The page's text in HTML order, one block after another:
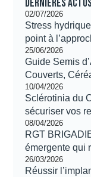
Dernières
02/07/2026
Stress
point à
25/06/2026
Guide Semis
Couverts,
10/04/2026
Sclérotinia du
sécuriser vos
08/04/2026
RGT
émergente qui
26/03/2026
Réussir